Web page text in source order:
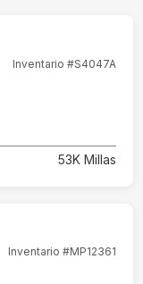
Inventario #S4047A
53K Millas
Inventario #MP12361